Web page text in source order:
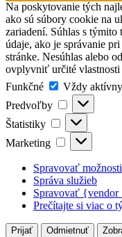
Na poskytovanie tých
ako sú súbory cookie na
zariadení. Súhlas s
údaje, ako je správanie
stránke. Nesúhlas alebo
ovplyvniť určité vlastnosti
Funkčné
Funkčné
Vždy aktívny
Predvoľby
Predvoľby
Štatistiky Štatistiky
Marketing Marketing
Spravovať možnosti
Správa služieb
Spravovať
Prečítajte si viac o
Prijať Odmietnuť